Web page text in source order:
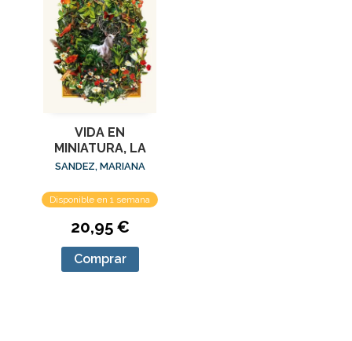
VIDA EN
MINIATURA, LA
SANDEZ, MARIANA
Disponible en 1 semana
20,95 €
Comprar